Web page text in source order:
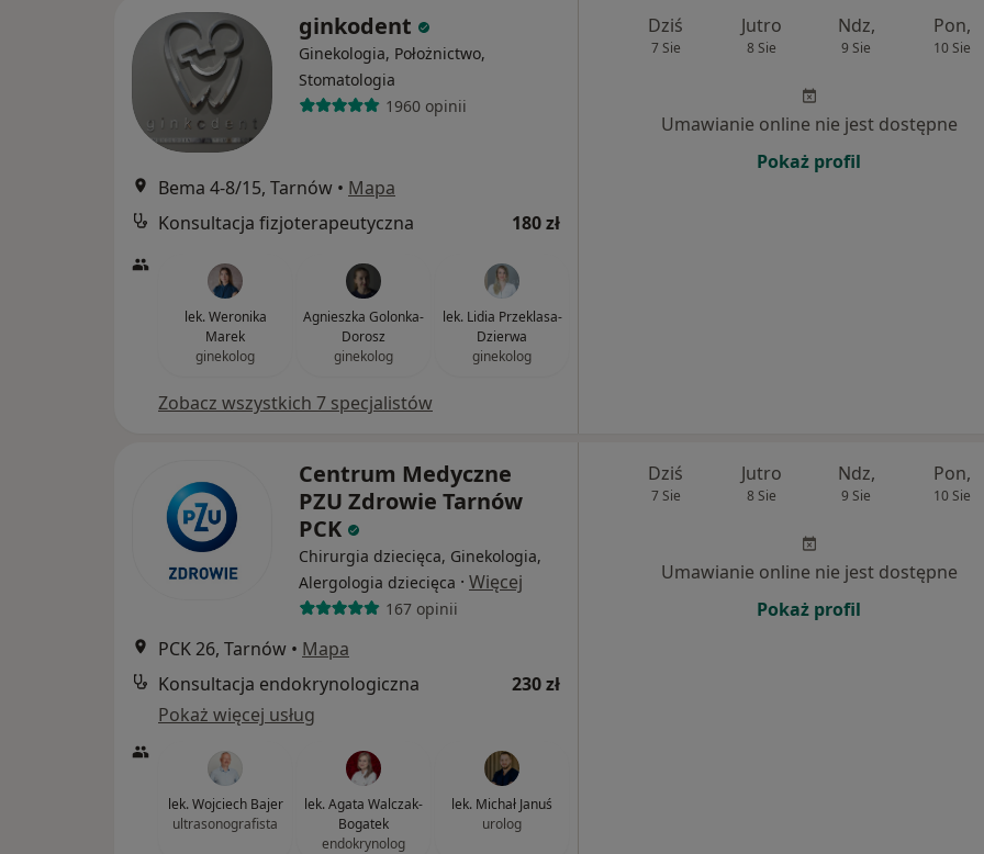
ginkodent
Ginekologia, Położnictwo,
Stomatologia
1960 opinii
Bema 4-8/15, Tarnów • Mapa
Konsultacja fizjoterapeutyczna
180 zł
lek. Weronika
Marek
ginekolog
Agnieszka Golonka-
Dorosz
ginekolog
lek. Lidia Przeklasa-
Dzierwa
ginekolog
Zobacz wszystkich 7 specjalistów
Dziś
7 Sie
Jutro
8 Sie
Ndz,
9 Sie
Pon,
10 Sie
Umawianie online nie jest dostępne
Pokaż profil
Centrum Medyczne
PZU Zdrowie Tarnów
PCK
Chirurgia dziecięca, Ginekologia,
Alergologia dziecięca · Więcej
167 opinii
PCK 26, Tarnów • Mapa
Konsultacja endokrynologiczna
230 zł
Pokaż więcej usług
lek. Wojciech Bajer
ultrasonografista
lek. Agata Walczak-
Bogatek
endokrynolog
lek. Michał Januś
urolog
Dziś
7 Sie
Jutro
8 Sie
Ndz,
9 Sie
Pon,
10 Sie
Umawianie online nie jest dostępne
Pokaż profil